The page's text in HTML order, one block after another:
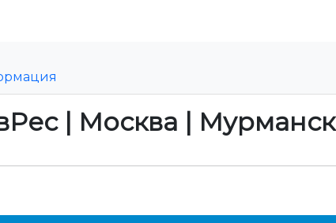
| Москва | Мурманск